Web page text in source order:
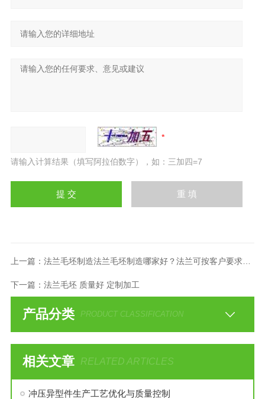
请输入计算结果（填写阿拉伯数字），如：三加四=7
上一篇： 法兰毛坯制造法兰毛坯制造哪家好？法兰可按客户要求生产
下一篇： 法兰毛坯 质量好 定制加工
产品分类 PRODUCT CLASSIFICATION
相关文章 RELATED ARTICLES
冲压异型件生产工艺优化与质量控制